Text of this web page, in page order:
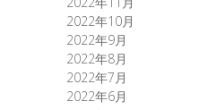
2022年10月
2022年9月
2022年8月
2022年7月
2022年6月